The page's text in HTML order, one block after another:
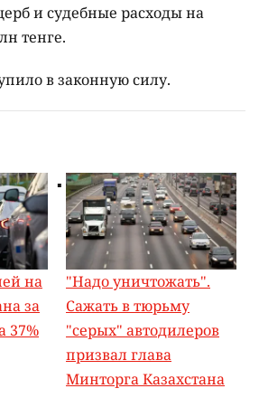
и судебные расходы на
тенге.
в законную силу.
на
за
37%
"Надо уничтожать".
Сажать в тюрьму
"серых" автодилеров
призвал глава
Минторга Казахстана